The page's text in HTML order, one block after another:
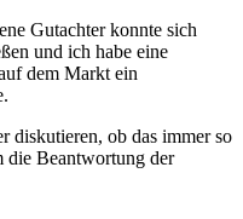
Gutachter konnte sich
und ich habe eine
dem Markt ein
diskutieren, ob das immer so
die Beantwortung der